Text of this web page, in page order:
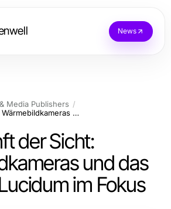
News
Media Publishers
Die Zukunft der Sicht: Wärmebildkameras und das Tapetum Lucidum im Fokus
der Sicht:
und das
im Fokus